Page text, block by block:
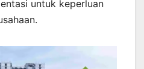
untuk keperluan